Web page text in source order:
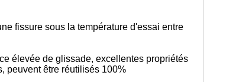
fissure sous la température d'essai entre
élevée de glissade, excellentes propriétés
peuvent être réutilisés 100%